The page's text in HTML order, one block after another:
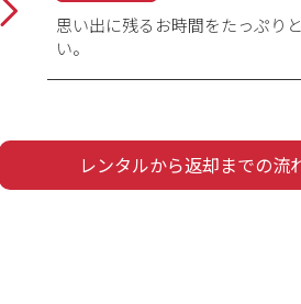
思い出に残るお時間をたっぷり
い。
レンタルから返却までの流